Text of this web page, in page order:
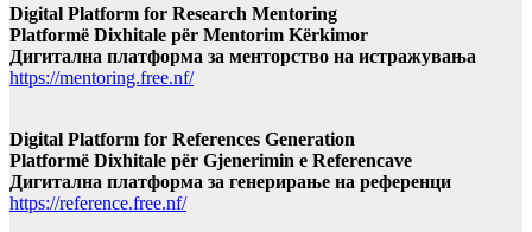
Digital Platform for Research Mentoring
Platformë Dixhitale për Mentorim Kërkimor
Дигитална платформа за менторство на истражувања
https://mentoring.free.nf/
Digital Platform for References Generation
Platformë Dixhitale për Gjenerimin e Referencave
Дигитална платформа за генерирање на референци
https://reference.free.nf/